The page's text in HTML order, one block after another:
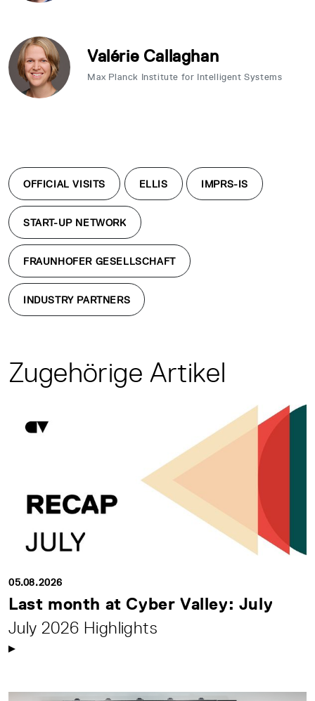
Valérie Callaghan
Max Planck Institute for Intelligent Systems
OFFICIAL VISITS ELLIS IMPRS-IS
START-UP NETWORK
FRAUNHOFER GESELLSCHAFT
INDUSTRY PARTNERS
Zugehörige Artikel
05.08.2026
Last month at Cyber Valley: July
July 2026 Highlights